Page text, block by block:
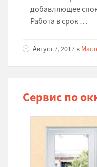
добавляющее
Работа в срок …
Август 7, 2017 в
Сервис по